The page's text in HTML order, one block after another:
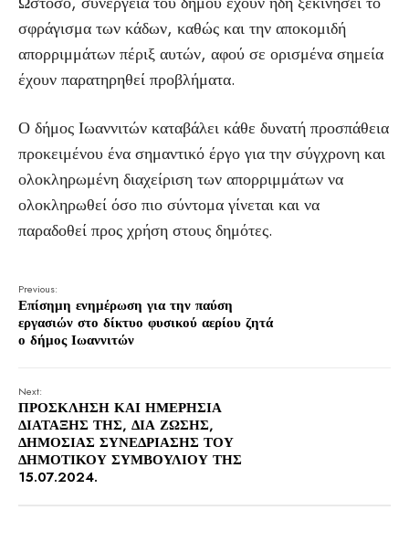
σφράγισμα των κάδων, καθώς και την αποκομιδή
απορριμμάτων πέριξ αυτών, αφού σε ορισμένα σημεία
έχουν παρατηρηθεί προβλήματα.
Ο δήμος Ιωαννιτών καταβάλει κάθε δυνατή προσπάθεια
προκειμένου ένα σημαντικό έργο για την σύγχρονη και
ολοκληρωμένη διαχείριση των απορριμμάτων να
ολοκληρωθεί όσο πιο σύντομα γίνεται και να
παραδοθεί προς χρήση στους δημότες.
Previous:
Επίσημη ενημέρωση για την παύση
εργασιών στο δίκτυο φυσικού αερίου ζητά
ο δήμος Ιωαννιτών
Next:
ΠΡΟΣΚΛΗΣΗ ΚΑΙ ΗΜΕΡΗΣΙΑ
ΔΙΑΤΑΞΗΣ ΤΗΣ, ΔΙΑ ΖΩΣΗΣ,
ΔΗΜΟΣΙΑΣ ΣΥΝΕΔΡΙΑΣΗΣ ΤΟΥ
ΔΗΜΟΤΙΚΟΥ ΣΥΜΒΟΥΛΙΟΥ ΤΗΣ
15.07.2024.